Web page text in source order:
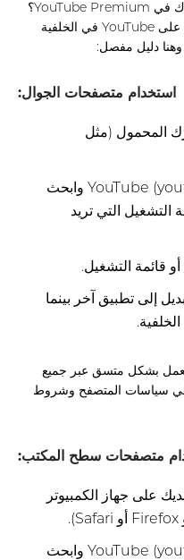
الموسيقى على YouTube دون الاشتراك في YouTube Premium؟
يمكنك الاستمرار في تشغيل الموسيقى على YouTube في الخلفية
وهنا دليل مفصل:
استخدام متصفحات الجوال:
المحمول (مثل
انتقل إلى موقع YouTube (youtube.com) وابحث
التشغيل التي تريد
قائمة التشغيل.
إلى تطبيق آخر بينما
بشكل متسق عبر جميع
في سياسات المتصفح وشروط
متصفحات سطح المكتب:
على جهاز الكمبيوتر
انتقل إلى موقع YouTube (youtube.com) وابحث